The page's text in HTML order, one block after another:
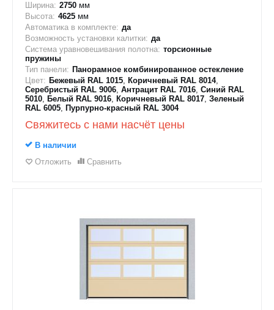
Ширина: 2750 мм
Высота: 4625 мм
Автоматика в комплекте: да
Возможность установки калитки: да
Система уравновешивания полотна: торсионные
пружины
Тип панели: Панорамное комбинированное остекление
Цвет: Бежевый RAL 1015, Коричневый RAL 8014,
Серебристый RAL 9006, Антрацит RAL 7016, Синий RAL
5010, Белый RAL 9016, Коричневый RAL 8017, Зеленый
RAL 6005, Пурпурно-красный RAL 3004
Свяжитесь с нами насчёт цены
В наличии
Отложить
Сравнить